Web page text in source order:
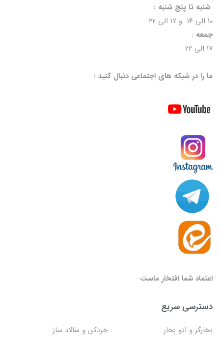
شنبه تا پنج شنبه :
۱۰ الی ۱۴ و ۱۷ الی ۲۲
جمعه :
۱۷ الی ۲۲
ما را در شبکه های اجتماعی دنبال کنید :
اعتماد شما افتخار ماست
دسترسی سریع
بخارگر و اتو بخار خردکن و سالاد ساز